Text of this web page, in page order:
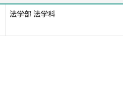
法学部 法学科